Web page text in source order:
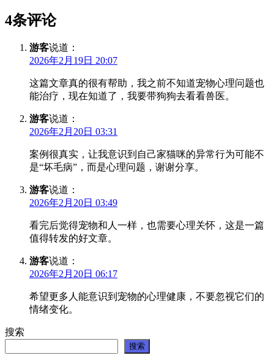
4条评论
游客说道：
2026年2月19日 20:07
这篇文章真的很有帮助，我之前不知道宠物心理问题也
能治疗，现在知道了，我要带狗狗去看看兽医。
游客说道：
2026年2月20日 03:31
案例很真实，让我意识到自己家猫咪的异常行为可能不
是“坏毛病”，而是心理问题，谢谢分享。
游客说道：
2026年2月20日 03:49
看完后觉得宠物和人一样，也需要心理关怀，这是一篇
值得转发的好文章。
游客说道：
2026年2月20日 06:17
希望更多人能意识到宠物的心理健康，不要忽视它们的
情绪变化。
搜索
搜索